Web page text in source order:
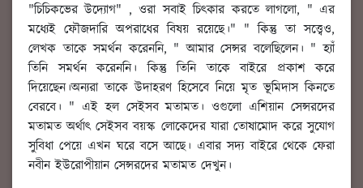
"চিচিকভের উদ্যোগ" , ওরা সবাই চিৎকার করতে লাগলো, " এর
মধ্যেই ফৌজদারি অপরাধের বিষয় রয়েছে।" " কিন্তু তা সত্ত্বেও,
লেখক তাকে সমর্থন করেননি, " আমার সেন্সর বলেছিলেন। " হ্যাঁ
তিনি সমর্থন করেননি। কিন্তু তিনি তাকে বাইরে প্রকাশ করে
দিয়েছেন।অন্যরা তাকে উদাহরণ হিসেবে নিয়ে মৃত ভূমিদাস কিনতে
বেরবে। " এই হল সেইসব মতামত। ওগুলো এশিয়ান সেন্সরদের
মতামত অর্থাৎ সেইসব বয়স্ক লোকেদের যারা তোষামোদ করে সুযোগ
সুবিধা পেয়ে এখন ঘরে বসে আছে। এবার সদ্য বাইরে থেকে ফেরা
নবীন ইউরোপীয়ান সেন্সরদের মতামত দেখুন।